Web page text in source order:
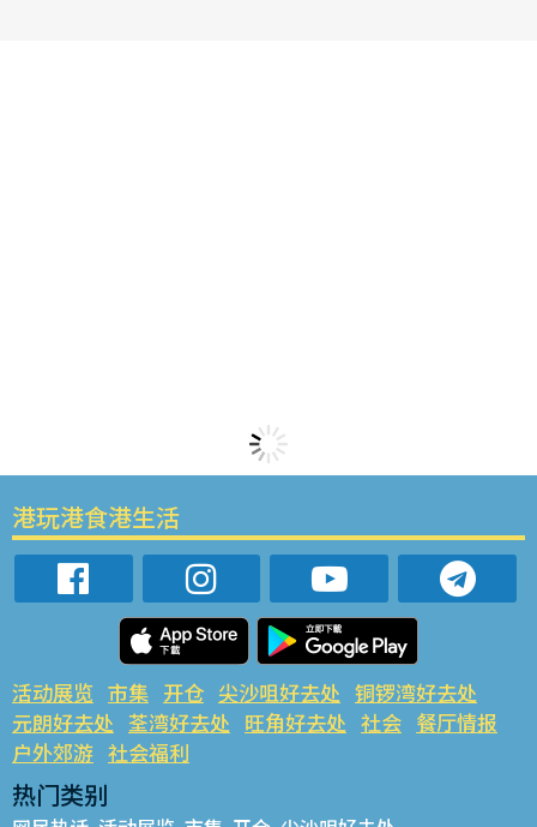
港玩港食港生活
活动展览 市集 开仓 尖沙咀好去处 铜锣湾好去处
元朗好去处 荃湾好去处 旺角好去处 社会 餐厅情报
户外郊游 社会福利
热门类别